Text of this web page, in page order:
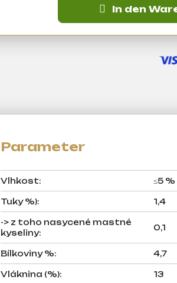
In den
Vlhkost: ≤5 %
Tuky %): 1,4
-> z toho nasycené mastné
kyseliny:
0,1
Bílkoviny %: 4,7
Vláknina (%): 13